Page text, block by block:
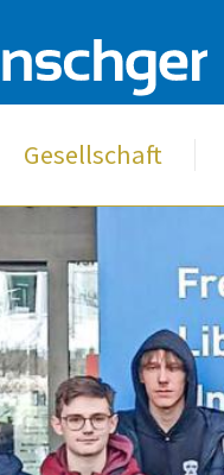
Gesellschaft